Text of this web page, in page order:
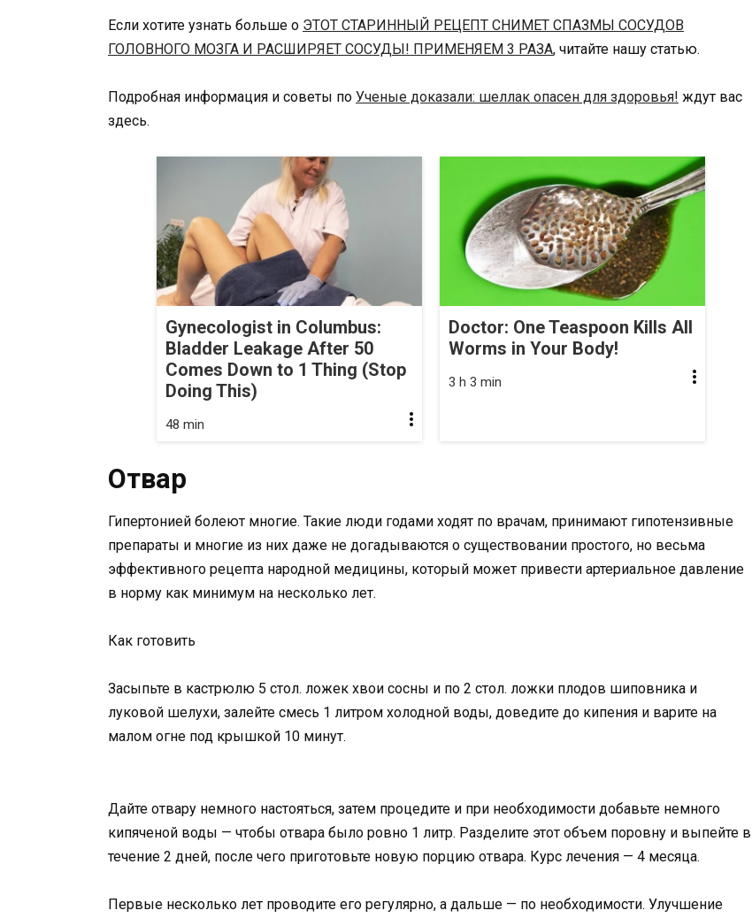
Если хотите узнать больше о ЭТОТ СТАРИННЫЙ РЕЦЕПТ СНИМЕТ СПАЗМЫ СОСУДОВ
ГОЛОВНОГО МОЗГА И РАСШИРЯЕТ СОСУДЫ! ПРИМЕНЯЕМ 3 РАЗА, читайте нашу статью.
Подробная информация и советы по Ученые доказали: шеллак опасен для здоровья! ждут вас
здесь.
Gynecologist in Columbus:
Bladder Leakage After 50
Comes Down to 1 Thing (Stop
Doing This)
48 min
Doctor: One Teaspoon Kills All
Worms in Your Body!
3 h 3 min
Отвар
Гипертонией болеют многие. Такие люди годами ходят по врачам, принимают гипотензивные
препараты и многие из них даже не догадываются о существовании простого, но весьма
эффективного рецепта народной медицины, который может привести артериальное давление
в норму как минимум на несколько лет.
Как готовить
Засыпьте в кастрюлю 5 стол. ложек хвои сосны и по 2 стол. ложки плодов шиповника и
луковой шелухи, залейте смесь 1 литром холодной воды, доведите до кипения и варите на
малом огне под крышкой 10 минут.
Дайте отвару немного настояться, затем процедите и при необходимости добавьте немного
кипяченой воды — чтобы отвара было ровно 1 литр. Разделите этот объем поровну и выпейте в
течение 2 дней, после чего приготовьте новую порцию отвара. Курс лечения — 4 месяца.
Первые несколько лет проводите его регулярно, а дальше — по необходимости. Улучшение